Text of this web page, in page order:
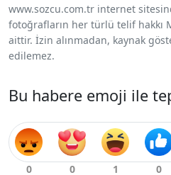
www.sozcu.com.tr internet
fotoğrafların her türlü telif hakkı
aittir. İzin alınmadan, kaynak
edilemez.
Bu habere emoji ile